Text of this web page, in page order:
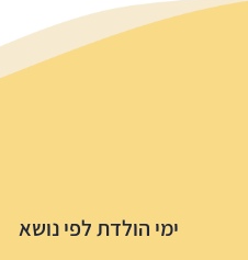
ימי הולדת לפי נושא